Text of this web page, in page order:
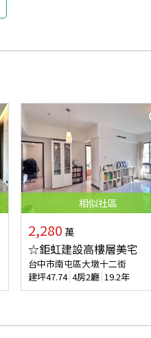
相似社區
2,280 萬
☆鉅虹建設高樓層美宅
台中市南屯區大墩十二街
建坪47.74 4房2廳 19.2年